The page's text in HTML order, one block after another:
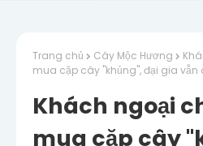
Trang chủ Cây Mộc Hương
mua cặp cây "khủng", đại gia
Khách ngoại
mua cặp cây